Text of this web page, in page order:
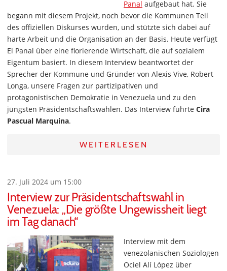
Panal aufgebaut hat. Sie
begann mit diesem Projekt, noch bevor die Kommunen Teil
des offiziellen Diskurses wurden, und stützte sich dabei auf
harte Arbeit und die Organisation an der Basis. Heute verfügt
El Panal über eine florierende Wirtschaft, die auf sozialem
Eigentum basiert. In diesem Interview beantwortet der
Sprecher der Kommune und Gründer von Alexis Vive, Robert
Longa, unsere Fragen zur partizipativen und
protagonistischen Demokratie in Venezuela und zu den
jüngsten Präsidentschaftswahlen. Das Interview führte Cira
Pascual Marquina.
WEITERLESEN
27. Juli 2024 um 15:00
Interview zur Präsidentschaftswahl in
Venezuela: „Die größte Ungewissheit liegt
im Tag danach“
Interview mit dem
venezolanischen Soziologen
Ociel Alí López über